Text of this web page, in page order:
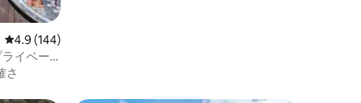
レビュー144件、5つ星中4.9つ星の平均評価
4.9 (144)
イベー
さ